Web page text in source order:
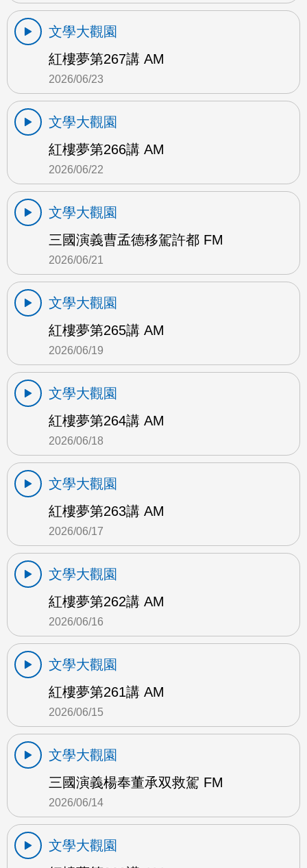
文學大觀園
紅樓夢第267講 AM
2026/06/23
文學大觀園
紅樓夢第266講 AM
2026/06/22
文學大觀園
三國演義曹孟德移駕許都 FM
2026/06/21
文學大觀園
紅樓夢第265講 AM
2026/06/19
文學大觀園
紅樓夢第264講 AM
2026/06/18
文學大觀園
紅樓夢第263講 AM
2026/06/17
文學大觀園
紅樓夢第262講 AM
2026/06/16
文學大觀園
紅樓夢第261講 AM
2026/06/15
文學大觀園
三國演義楊奉董承双救駕 FM
2026/06/14
文學大觀園